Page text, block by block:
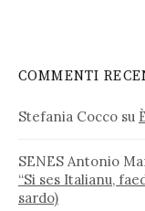
COMMENTI
Stefania Cocco su
SENES Antonio
“Si ses Italianu,
sardo)